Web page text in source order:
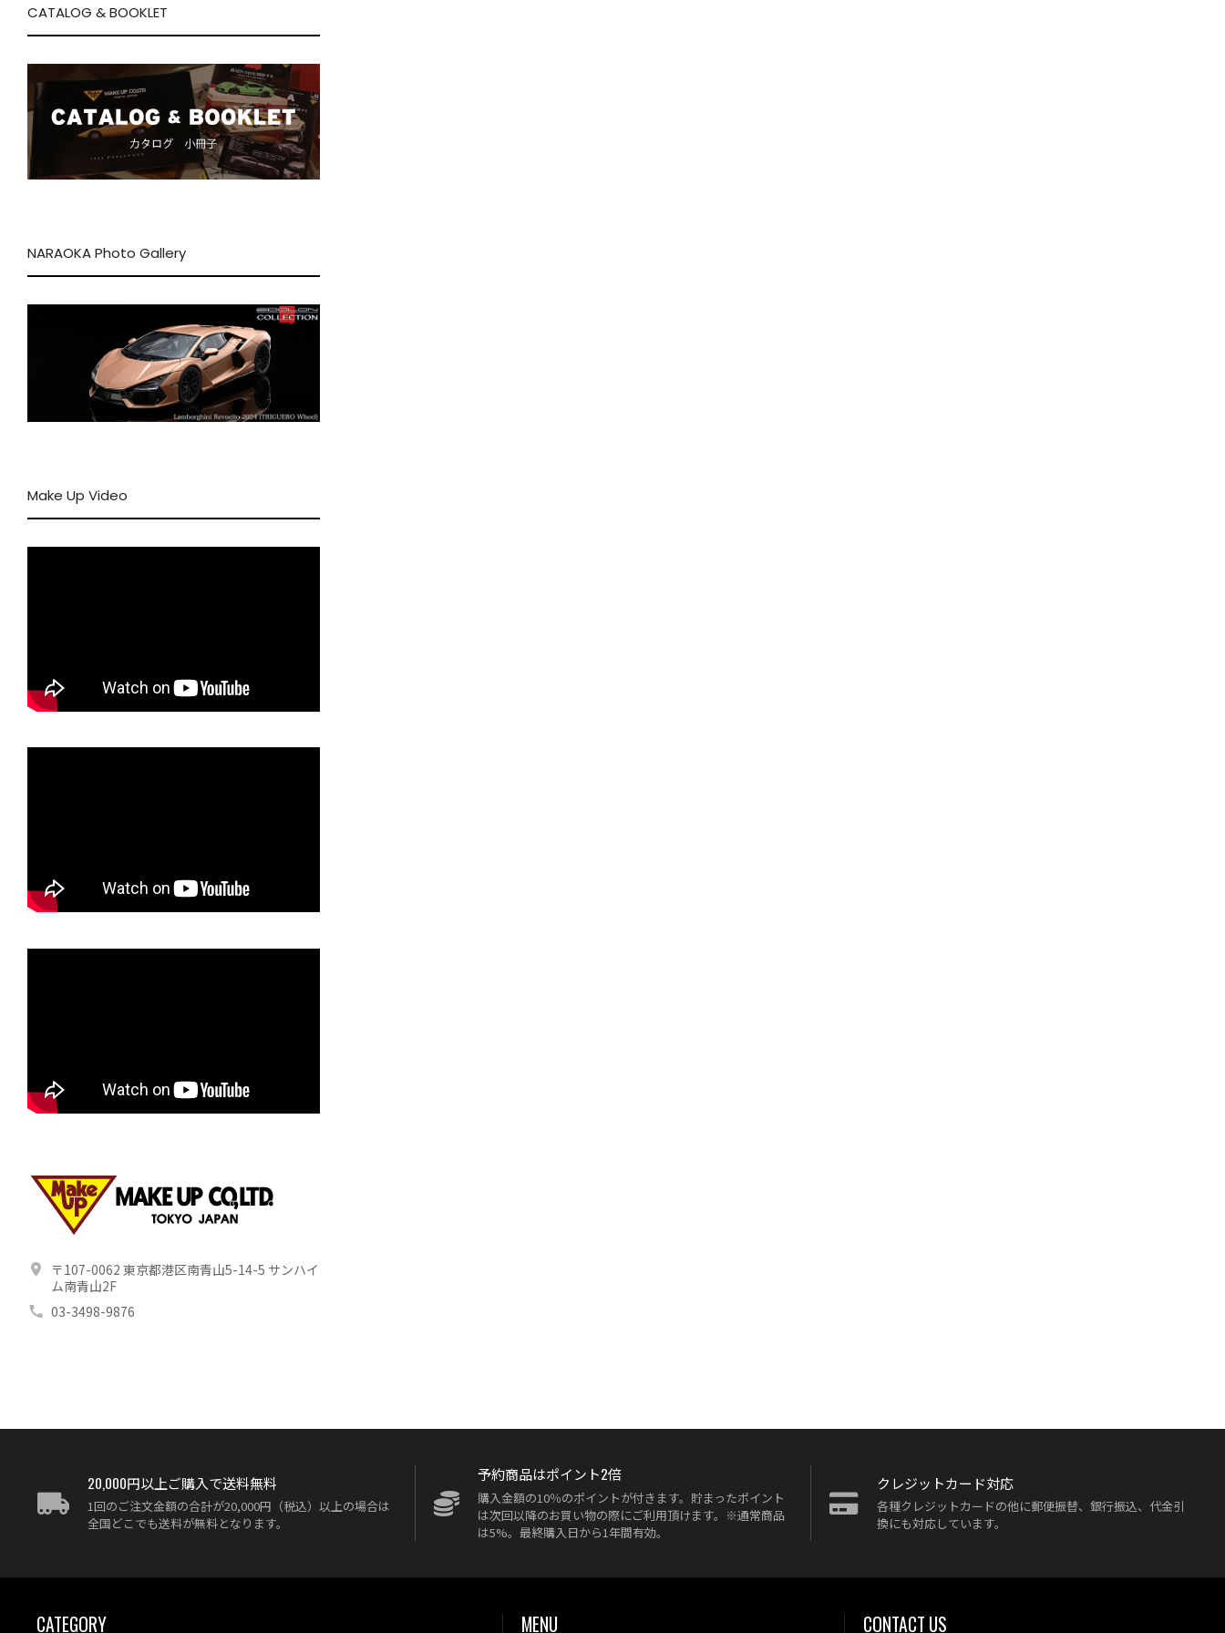
CATALOG & BOOKLET
NARAOKA Photo Gallery
Make Up Video
〒107-0062 東京都港区南青山5-14-5 サンハイ
ム南青山2F
03-3498-9876
20,000円以上ご購入で送料無料
1回のご注文金額の合計が20,000円（税込）以上の場合は
全国どこでも送料が無料となります。
予約商品はポイント2倍
購入金額の10％のポイントが付きます。貯まったポイント
は次回以降のお買い物の際にご利用頂けます。※通常商品
は5%。最終購入日から1年間有効。
クレジットカード対応
各種クレジットカードの他に郵便振替、銀行振込、代金引
換にも対応しています。
CATEGORY MENU CONTACT US